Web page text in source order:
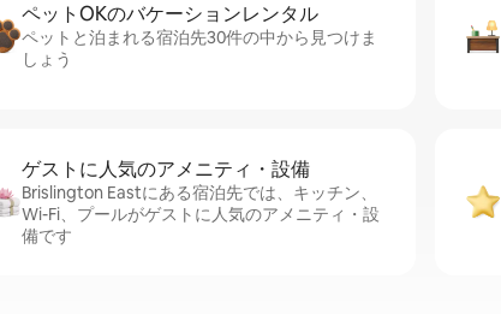
ペットOKのバ⁠ケ⁠ー⁠シ⁠ョ⁠ンレ⁠ン⁠タ⁠ル
ペットと泊まれる宿泊先30件の中から見つけま
しょう
ゲストに人⁠気⁠のア⁠メ⁠ニ⁠テ⁠ィ・設⁠備
Brislington Eastにある宿泊先では、キッチン、
Wi-Fi、プールがゲストに人気のアメニティ・設
備です